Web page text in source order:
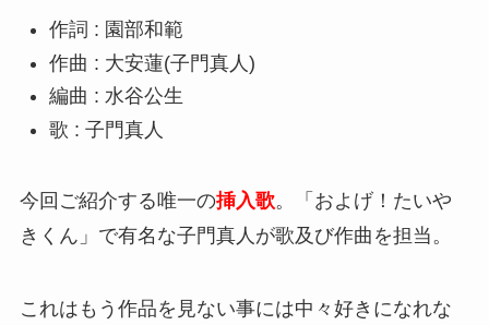
作詞 : 園部和範
作曲 : 大安蓮(子門真人)
編曲 : 水谷公生
歌 : 子門真人
今回ご紹介する唯一の挿入歌。「およげ！たいや
きくん」で有名な子門真人が歌及び作曲を担当。
これはもう作品を見ない事には中々好きになれな